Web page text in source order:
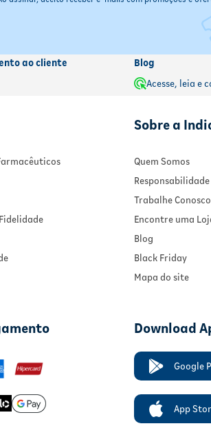
ao cliente
Blog
Acesse, leia e
Sobre a
Quem Somos
Responsabilidade
Trabalhe Conosco
Encontre uma
Blog
Black Friday
Mapa do site
Download
Google
App